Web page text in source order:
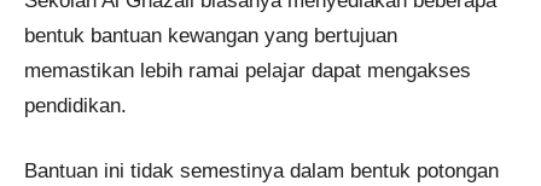
bentuk bantuan kewangan yang bertujuan
memastikan lebih ramai pelajar dapat mengakses
pendidikan.
Bantuan ini tidak semestinya dalam bentuk potongan